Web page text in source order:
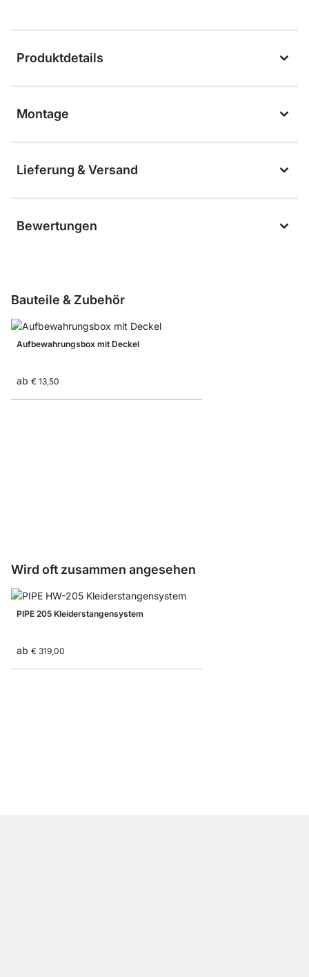
Produktdetails
Montage
Lieferung & Versand
Bewertungen
Bauteile & Zubehör
Aufbewahrungsbox mit Deckel
ab € 13,50
Wird oft zusammen angesehen
PIPE 205 Kleiderstangensystem
ab € 319,00